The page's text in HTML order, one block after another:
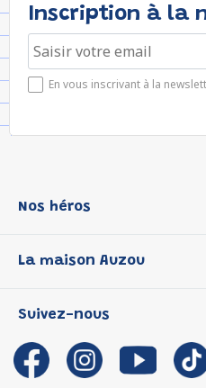
Inscription à la
En vous inscrivant à la
Nos héros
P'tit Loup
Les Influenceuses
Migali
Petite Taupe
La maison Auzou
Notre histoire
Auzou s'engage
Auteurs et illustrateurs Auzou
Suivez-nous